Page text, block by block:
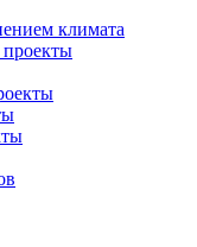
климата